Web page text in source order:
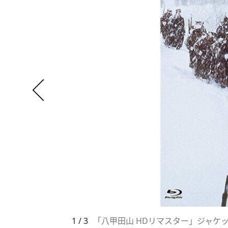
1 / 3 「八甲田山 HDリマスター」ジャケ